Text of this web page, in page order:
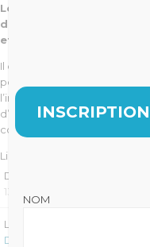
Le règlement intérieur
document, qui fixe les
et de fonctionnement de
Il définit le rôle de chacun :
politique d’investissements,
l’informatique, politique de
d’expertise comptable,
correspondants,…
Lire la suite sur
DATE
13 JUIN 2023
LIRE LA SUITE SUR :
DENTALESPACE
NOM